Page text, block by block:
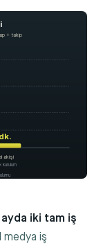
+ takip
akışı
ayda iki tam iş
medya iş